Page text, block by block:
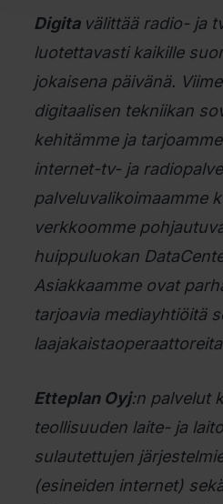
Digita välittää radio- ja
luotettavasti kaikille
jokaisena päivänä.
digitaalisen tekniikan
kehitämme ja
internet-tv- ja
palveluvalikoimaamme
verkkoomme
huippuluokan
Asiakkaamme ovat
tarjoavia mediayhtiöitä
Etteplan Oyj:n palvelut
teollisuuden laite- ja
sulautettujen
(esineiden internet)